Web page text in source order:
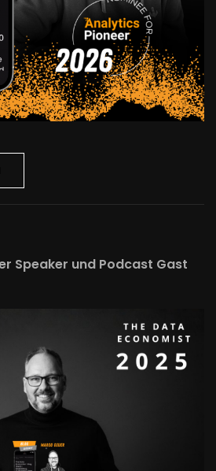
Speaker und Podcast Gast